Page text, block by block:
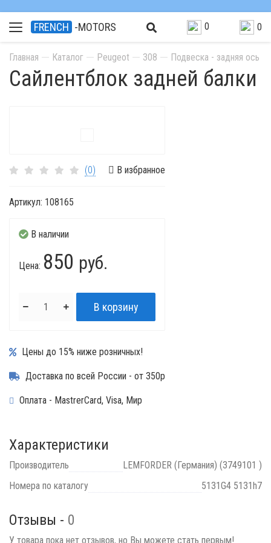
FRENCH -MOTORS 0 0
Главная Каталог Peugeot 308 Подвеска - задняя ось
Сайлентблок задней балки
(0) В избранное
Артикул: 108165
В наличии
Цена: 850 руб.
Цены до 15% ниже розничных!
Доставка по всей России - от 350р
Оплата - MastrerCard, Visa, Мир
Характеристики
Производитель
LEMFORDER (Германия) (3749101 )
Номера по каталогу
5131G4 5131h7
Отзывы - 0
У товара пока нет отзывов, но Вы можете стать первым!